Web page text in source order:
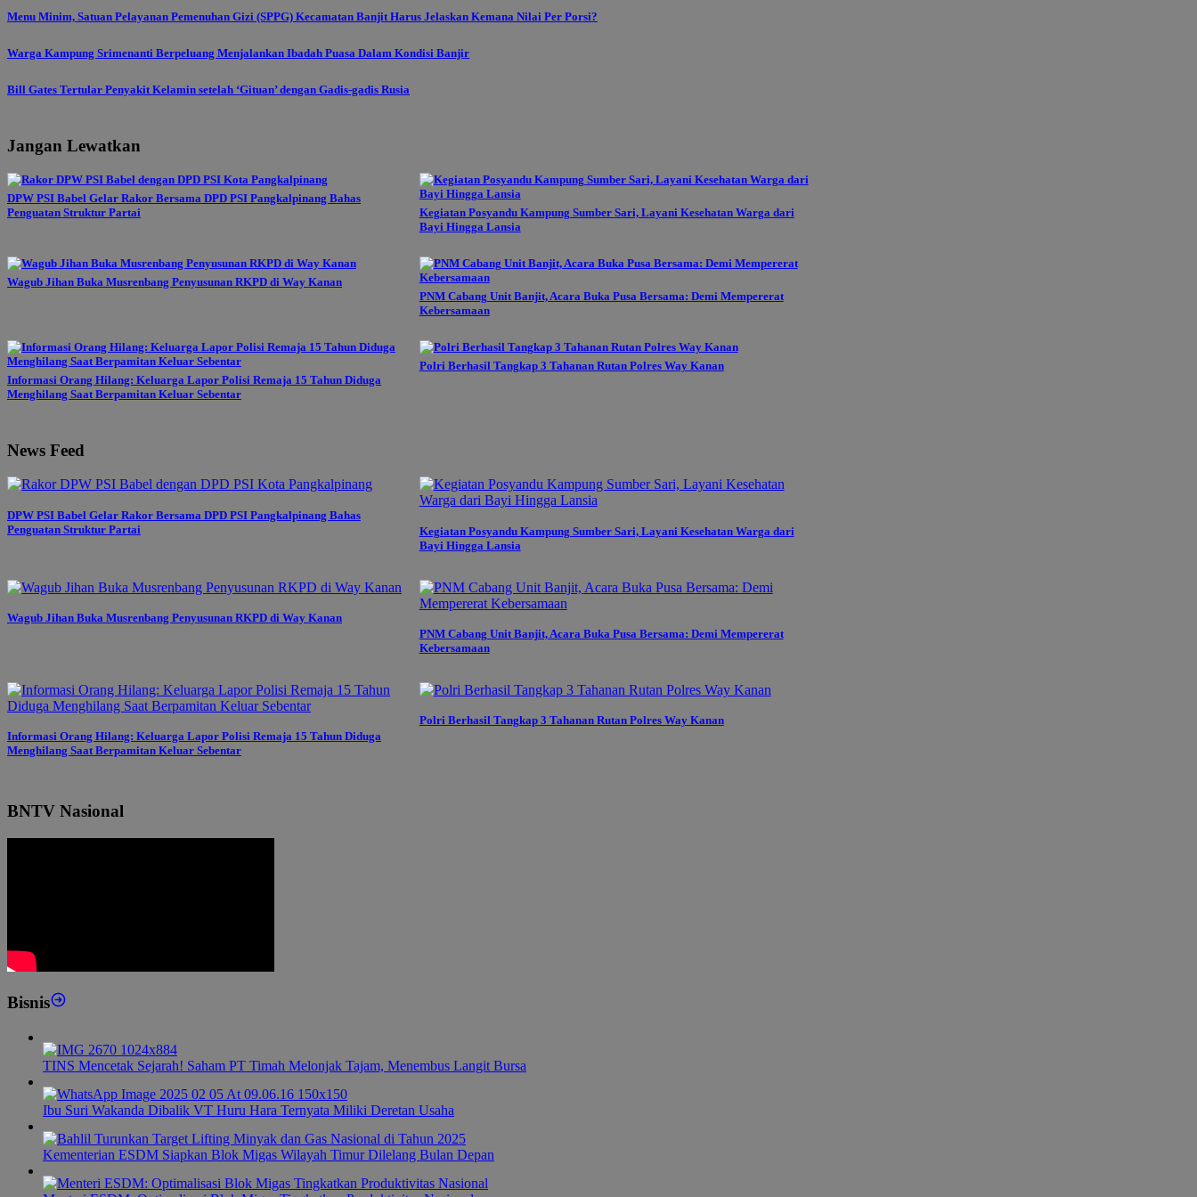
Menu Minim, Satuan Pelayanan Pemenuhan Gizi (SPPG) Kecamatan Banjit Harus Jelaskan Kemana Nilai Per Porsi?
Warga Kampung Srimenanti Berpeluang Menjalankan Ibadah Puasa Dalam Kondisi Banjir
Bill Gates Tertular Penyakit Kelamin setelah ‘Gituan’ dengan Gadis-gadis Rusia
Jangan Lewatkan
DPW PSI Babel Gelar Rakor Bersama DPD PSI Pangkalpinang Bahas
Penguatan Struktur Partai
Kegiatan Posyandu Kampung Sumber Sari, Layani Kesehatan Warga dari
Bayi Hingga Lansia
Wagub Jihan Buka Musrenbang Penyusunan RKPD di Way Kanan
PNM Cabang Unit Banjit, Acara Buka Pusa Bersama: Demi Mempererat
Kebersamaan
Informasi Orang Hilang: Keluarga Lapor Polisi Remaja 15 Tahun Diduga
Menghilang Saat Berpamitan Keluar Sebentar
Polri Berhasil Tangkap 3 Tahanan Rutan Polres Way Kanan
News Feed
DPW PSI Babel Gelar Rakor Bersama DPD PSI Pangkalpinang Bahas
Penguatan Struktur Partai
Kegiatan Posyandu Kampung Sumber Sari, Layani Kesehatan Warga dari
Bayi Hingga Lansia
Wagub Jihan Buka Musrenbang Penyusunan RKPD di Way Kanan
PNM Cabang Unit Banjit, Acara Buka Pusa Bersama: Demi Mempererat
Kebersamaan
Informasi Orang Hilang: Keluarga Lapor Polisi Remaja 15 Tahun Diduga
Menghilang Saat Berpamitan Keluar Sebentar
Polri Berhasil Tangkap 3 Tahanan Rutan Polres Way Kanan
BNTV Nasional
Bisnis
TINS Mencetak Sejarah! Saham PT Timah Melonjak Tajam, Menembus Langit Bursa
Ibu Suri Wakanda Dibalik VT Huru Hara Ternyata Miliki Deretan Usaha
Kementerian ESDM Siapkan Blok Migas Wilayah Timur Dilelang Bulan Depan